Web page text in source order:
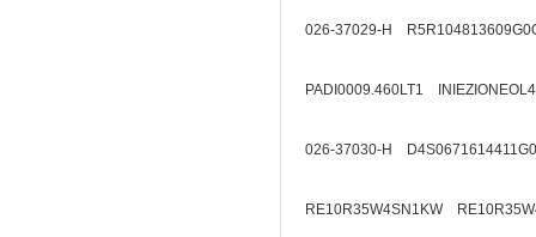
026-37029-H
PADI0009.460LT1
026-37030-H
RE10R35W4SN1KW